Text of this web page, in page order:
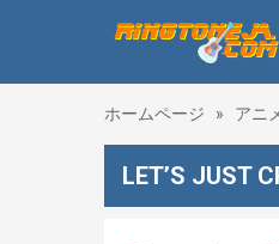
ホームページ » アニ
LET’S JUST